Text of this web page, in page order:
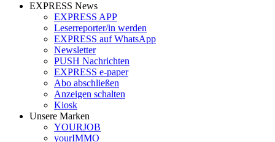
EXPRESS News
EXPRESS APP
Leserreporter/in werden
EXPRESS auf WhatsApp
Newsletter
PUSH Nachrichten
EXPRESS e-paper
Abo abschließen
Anzeigen schalten
Kiosk
Unsere Marken
YOURJOB
yourIMMO